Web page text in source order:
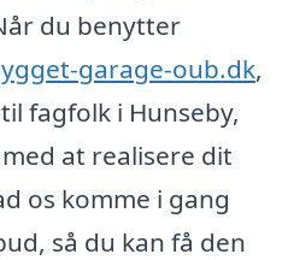
du benytter
garage-oub.dk,
fagfolk i Hunseby,
at realisere dit
os komme i gang
så du kan få den